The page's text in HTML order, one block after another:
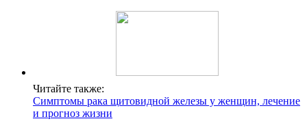
Читайте также:
Симптомы рака щитовидной железы у женщин, лечение
и прогноз жизни